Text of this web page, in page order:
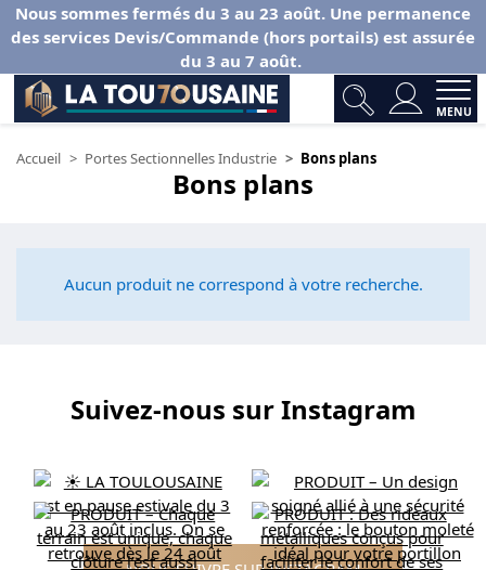
Nous sommes fermés du 3 au 23 août. Une permanence
des services Devis/Commande (hors portails) est assurée
du 3 au 7 août.
MENU
Accueil Portes Sectionnelles Industrie Bons plans
Bons plans
Aucun produit ne correspond à votre recherche.
Suivez-nous sur Instagram